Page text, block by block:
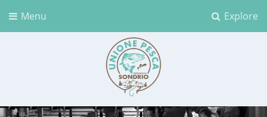
Explore
Menu
Unione Pesca Sondrio